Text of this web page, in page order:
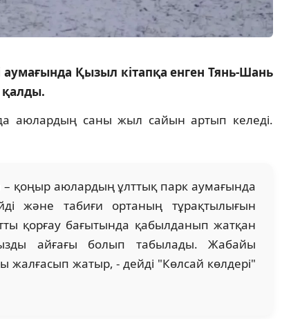
Қызыл кітапқа енген Тянь-Шань
қалды.
аюлардың саны жыл сайын артып келеді.
– қоңыр аюлардың ұлттық парк аумағында
және табиғи ортаның тұрақтылығын
қорғау бағытында қабылданып жатқан
айғағы болып табылады. Жабайы
жатыр, - дейді "Көлсай көлдері"